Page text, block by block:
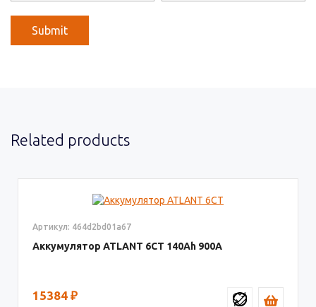
Related products
Артикул: 464d2bd01a67
Аккумулятор ATLANT 6СТ 140 900
15384 ₽